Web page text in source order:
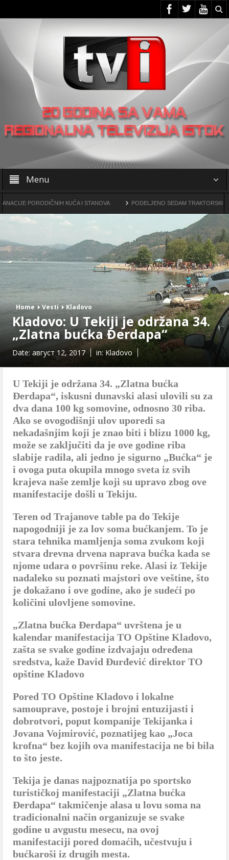
Menu
КUĆA I STANOVA PODELJENO SEDAM TRAКTORSКIH
OO SNS -a u Žagubici organizovao skup u Laznici
Home Vesti Kladovo
Kladovo: U Tekiji je održana 34.
„Zlatna bućka Đerdapa“
Date:август 12, 2017 in: Kladovo
U Tekiji je održana 34. „Zlatna bućka
Đerdapa“, iskusni dunavski alasi ulovili su za
dva dana 100 kg somovine, odnosno 30 riba.
Ako se ovogodišnji ulov uporedi sa
nekadašnjim koji je znao biti i blizu 1000 kg,
može se zaključiti da je ove godine riba
slabije radila, ali jedno je sigurno „Bućka“ je
i ovoga puta okupila mnogo sveta iz svih
krajeva naše zemlje koji su upravo zbog ove
manifestacije došli u Tekiju.
Teren od Trajanove table pa do Tekije
napogodniji je za lov soma bućkanjem. To je
stara tehnika mamljenja soma zvukom koji
stvara drevna drvena naprava bućka kada se
njome udara o površinu reke. Alasi iz Tekije
nadaleko su poznati majstori ove veštine, što
je dokažano i ove godine, ako je sudeći po
količini ulovljene somovine.
„Zlatna bućka Đerdapa“ uvrštena je u
kalendar manifestacija TO Opštine Kladovo,
zašta se svake godine izdvajaju određena
sredstva, kaže David Đurđević direktor TO
opštine Kladovo
Pored TO Opštine Kladovo i lokalne
samouprave, postoje i brojni entuzijasti i
dobrotvori, poput kompanije Tekijanka i
Jovana Vojmirović, poznatijeg kao „Joca
krofna“ bez kojih ova manifestacija ne bi bila
to što jeste.
Tekija je danas najpoznatija po sportsko
turističkoj manifestaciji „Zlatna bućka
Đerdapa“ takmičenje alasa u lovu soma na
tradicionalni način organizuje se svake
godine u avgustu mesecu, na ovoj
manifestaciji pored domaćih, učestvuju i
bućkaroši iz drugih mesta.